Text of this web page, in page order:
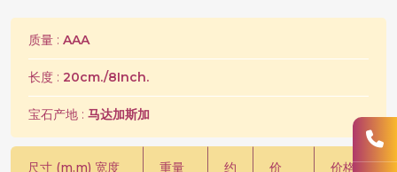
质量 : AAA
长度 : 20cm./8Inch.
宝石产地 : 马达加斯加
尺寸 (m.m) 宽度
重量
约
价
价格/股